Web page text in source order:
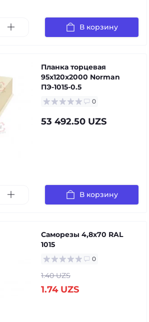
В корзину
Планка торцевая
95х120х2000 Norman
ПЭ-1015-0.5
0
53 492.50 UZS
В корзину
Саморезы 4,8х70 RAL
1015
0
1.40 UZS
1.74 UZS